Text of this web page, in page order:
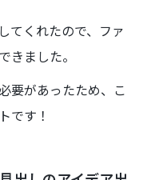
てくれたので、ファ
きました。
要があったため、こ
です！